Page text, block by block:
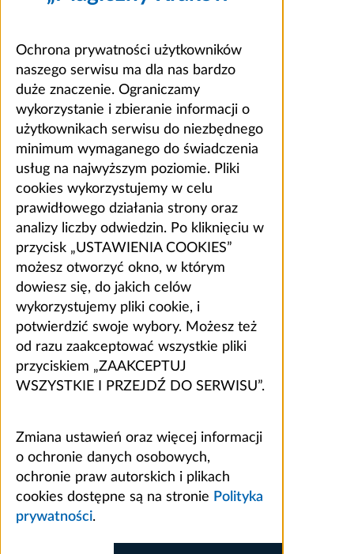
Ochrona prywatności użytkowników
naszego serwisu ma dla nas bardzo
duże znaczenie. Ograniczamy
wykorzystanie i zbieranie informacji o
użytkownikach serwisu do niezbędnego
minimum wymaganego do świadczenia
usług na najwyższym poziomie. Pliki
cookies wykorzystujemy w celu
prawidłowego działania strony oraz
analizy liczby odwiedzin. Po kliknięciu w
przycisk „USTAWIENIA COOKIES”
możesz otworzyć okno, w którym
dowiesz się, do jakich celów
wykorzystujemy pliki cookie, i
potwierdzić swoje wybory. Możesz też
od razu zaakceptować wszystkie pliki
przyciskiem „ZAAKCEPTUJ
WSZYSTKIE I PRZEJDŹ DO SERWISU”.
Zmiana ustawień oraz więcej informacji
o ochronie danych osobowych,
ochronie praw autorskich i plikach
cookies dostępne są na stronie Polityka
prywatności.